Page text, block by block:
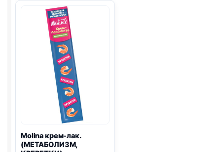
(УРИНАРИ,
УТКА,
ИНДЕЙКА)
поштучно
12г
Molina крем-лак.
(МЕТАБОЛИЗМ,